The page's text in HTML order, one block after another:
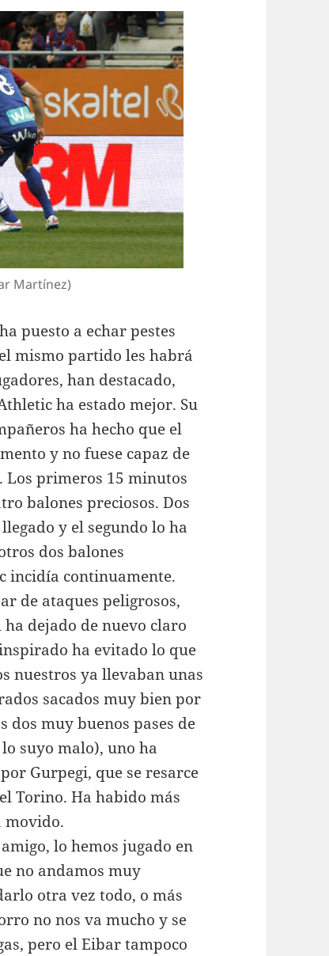
Martínez)
puesto a echar pestes
mismo partido les habrá
han destacado,
ha estado mejor. Su
ha hecho que el
y no fuese capaz de
primeros 15 minutos
balones preciosos. Dos
y el segundo lo ha
dos balones
incidía continuamente.
de ataques peligrosos,
dejado de nuevo claro
ha evitado lo que
nuestros ya llevaban unas
sacados muy bien por
dos muy buenos pases de
suyo malo), uno ha
Gurpegi, que se resarce
Torino. Ha habido más
movido.
lo hemos jugado en
no andamos muy
otra vez todo, o más
no nos va mucho y se
pero el Eibar tampoco